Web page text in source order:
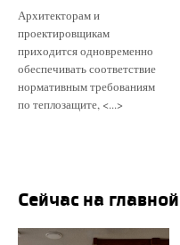
Архитекторам и
проектировщикам
приходится одновременно
обеспечивать соответствие
нормативным требованиям
по теплозащите, <...>
Сейчас на главной